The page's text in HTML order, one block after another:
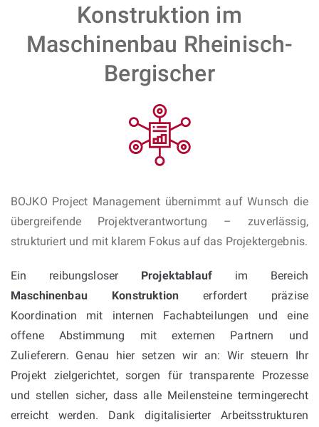
Konstruktion im
Maschinenbau Rheinisch-
Bergischer
BOJKO Project Management übernimmt auf Wunsch die
übergreifende Projektverantwortung – zuverlässig,
strukturiert und mit klarem Fokus auf das Projektergebnis.
Ein reibungsloser Projektablauf im Bereich
Maschinenbau Konstruktion erfordert präzise
Koordination mit internen Fachabteilungen und eine
offene Abstimmung mit externen Partnern und
Zulieferern. Genau hier setzen wir an: Wir steuern Ihr
Projekt zielgerichtet, sorgen für transparente Prozesse
und stellen sicher, dass alle Meilensteine termingerecht
erreicht werden. Dank digitalisierter Arbeitsstrukturen